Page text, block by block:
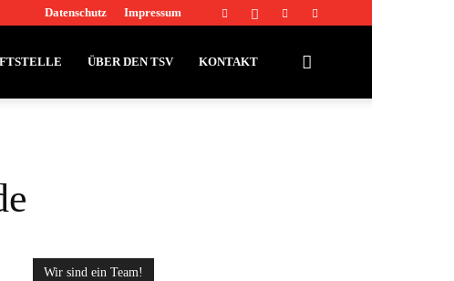
Datenschutz Impressum
ÜBER DEN TSV KONTAKT
Wir sind ein Team!